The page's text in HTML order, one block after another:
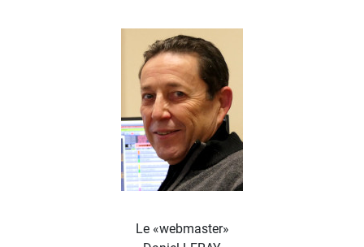
Le «webmaster»